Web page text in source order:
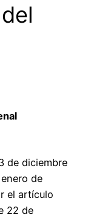
de diciembre
de
el artículo
22 de